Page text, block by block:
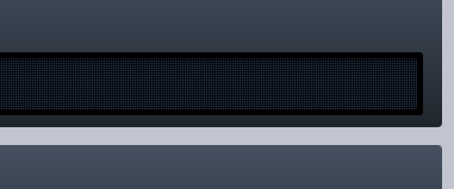
各バス会社リンク先